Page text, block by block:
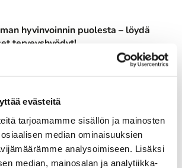
evästeitä
tarjoamamme sisällön ja mainosten
median ominaisuuksien
analysoimiseen. Lisäksi
median, mainosalan ja analytiikka-
hyvinvoinnin puolesta – löydä
terveyshyödyt!
koko perheen yhteinen
ympäristöineen tarjoavat
mielekästä tekemistä. Nyt
erityisesti naisille ja tytöille
tutustua golfiin. Tervetuloa äidit ja